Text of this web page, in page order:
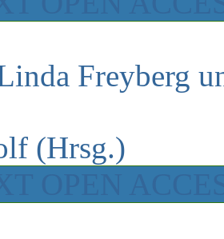
Freyberg
(Hrsg.)